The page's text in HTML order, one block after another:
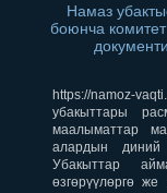
Намаз
боюнча комитет
документи
https://namoz-
убакыттары
маалыматтар
алардын диний
Убакыттар
өзгөрүүлөргө